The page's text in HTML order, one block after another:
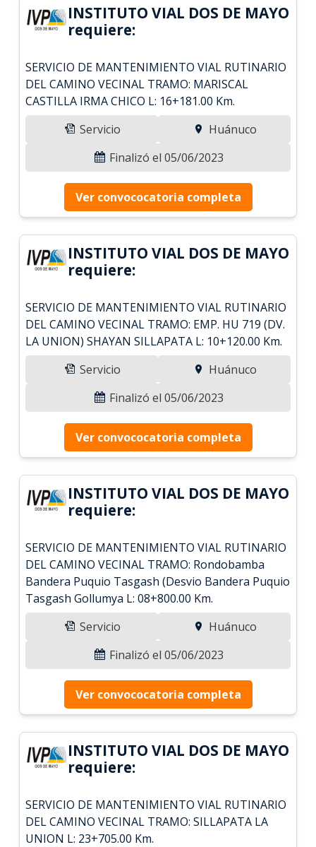
INSTITUTO VIAL DOS DE MAYO
requiere:
SERVICIO DE MANTENIMIENTO VIAL RUTINARIO
DEL CAMINO VECINAL TRAMO: MARISCAL
CASTILLA IRMA CHICO L: 16+181.00 Km.
Servicio
Huánuco
Finalizó el 05/06/2023
Ver convococatoria completa
INSTITUTO VIAL DOS DE MAYO
requiere:
SERVICIO DE MANTENIMIENTO VIAL RUTINARIO
DEL CAMINO VECINAL TRAMO: EMP. HU 719 (DV.
LA UNION) SHAYAN SILLAPATA L: 10+120.00 Km.
Servicio
Huánuco
Finalizó el 05/06/2023
Ver convococatoria completa
INSTITUTO VIAL DOS DE MAYO
requiere:
SERVICIO DE MANTENIMIENTO VIAL RUTINARIO
DEL CAMINO VECINAL TRAMO: Rondobamba
Bandera Puquio Tasgash (Desvio Bandera Puquio
Tasgash Gollumya L: 08+800.00 Km.
Servicio
Huánuco
Finalizó el 05/06/2023
Ver convococatoria completa
INSTITUTO VIAL DOS DE MAYO
requiere:
SERVICIO DE MANTENIMIENTO VIAL RUTINARIO
DEL CAMINO VECINAL TRAMO: SILLAPATA LA
UNION L: 23+705.00 Km.